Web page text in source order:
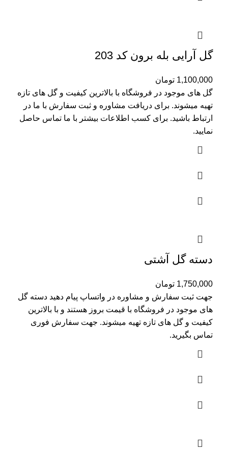
گل آرایی بله برون کد 203
1,100,000 تومان
گل های موجود در فروشگاه با بالاترین کیفیت و گل های تازه
تهیه میشوند. برای دریافت مشاوره و ثبت سفارش با ما در
ارتباط باشید. برای کسب اطلاعات بیشتر با ما تماس حاصل
نمایید.
دسته گل آشتی
1,750,000 تومان
جهت ثبت سفارش و مشاوره در واتساپ پیام دهید دسته گل
های موجود در فروشگاه با قیمت بروز هستند و با بالاترین
کیفیت و گل های تازه تهیه میشوند. جهت سفارش فوری
تماس بگیرید.